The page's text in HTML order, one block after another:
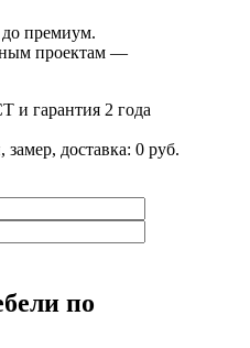
премиум.
проектам —
и гарантия 2 года
доставка: 0 руб.
по